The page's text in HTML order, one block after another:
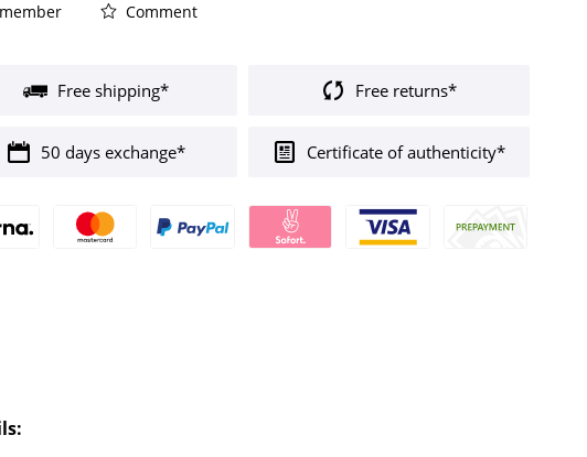
Comment
Free shipping* Free returns*
50 days exchange* Certificate of authenticity*